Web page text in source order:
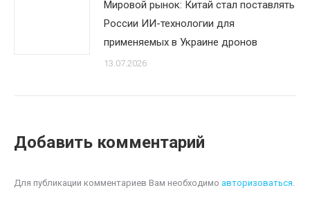
Мировой рынок: Китай стал поставлять
России ИИ-технологии для
применяемых в Украине дронов
13.07.2026
Добавить комментарий
Для публикации комментариев Вам необходимо авторизоваться.